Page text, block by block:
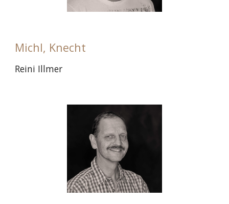
Michl, Knecht
Reini Illmer